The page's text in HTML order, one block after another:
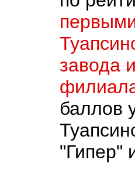
завода
баллов
"Гипер"